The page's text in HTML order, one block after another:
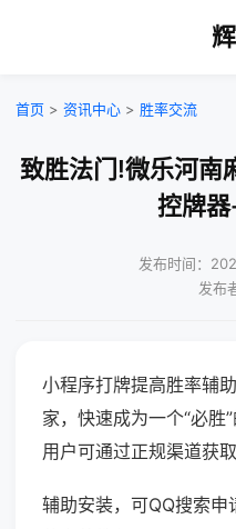
首页 > 资讯中心 > 胜率交流
致胜法门!微乐河南
控牌
发布时间：
发布
小程序打牌提高胜率辅
家，快速成为一个“必胜
用户可通过正规渠道获取
辅助安装，可QQ搜索